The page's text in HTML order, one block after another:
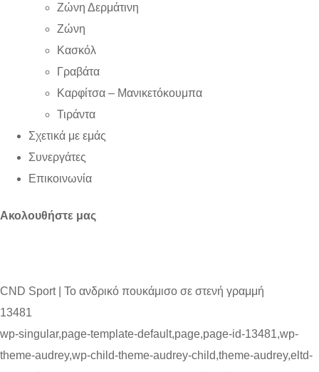
Ζώνη Δερμάτινη
Ζώνη
Κασκόλ
Γραβάτα
Καρφίτσα – Μανικετόκουμπα
Τιράντα
Σχετικά με εμάς
Συνεργάτες
Επικοινωνία
Ακολουθήστε μας
CND Sport | To ανδρικό πουκάμισο σε στενή γραμμή
13481
wp-singular,page-template-default,page,page-id-13481,wp-
theme-audrey,wp-child-theme-audrey-child,theme-audrey,eltd-